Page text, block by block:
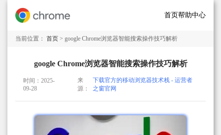
首页帮助中心
当前位置： 首页 > google Chrome浏览器智能搜索操作技巧解析
google Chrome浏览器智能搜索操作技巧解析
时间：2025-
09-28
来
源：
下载官方的移动浏览器技术栈 - 运营者
之窗官网